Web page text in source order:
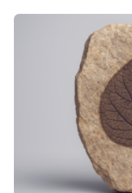
der Ruhr-Universität
und Dr. Ismaila
unbekannten
peroxisomalen
Saccharomyces
Funktionsfähigkeit der
Studie wurde am 28.
Fachzeitschrift…